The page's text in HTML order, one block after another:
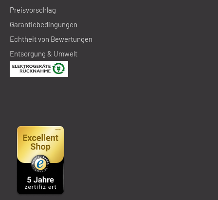
Preisvorschlag
Garantiebedingungen
Echtheit von Bewertungen
Entsorgung & Umwelt